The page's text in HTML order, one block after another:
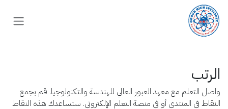
تخطي للذهاب إلى المحتوى
الرتب
واصل التعلم مع معهد العبور العالي للهندسة والتكنولوجيا. قم بجمع
النقاط في المنتدى أو في منصة التعلم الإلكتروني. ستساعدك هذه النقاط